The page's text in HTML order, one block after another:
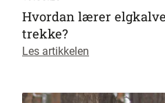
Hvordan lærer
trekke?
Les artikkelen